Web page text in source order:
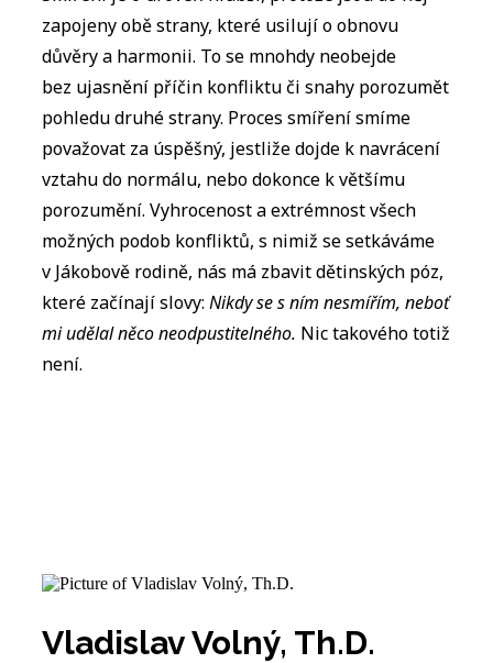
zapojeny obě strany, které usilují o obnovu
důvěry a harmonii. To se mnohdy neobejde
bez ujasnění příčin konfliktu či snahy porozumět
pohledu druhé strany. Proces smíření smíme
považovat za úspěšný, jestliže dojde k navrácení
vztahu do normálu, nebo dokonce k většímu
porozumění. Vyhrocenost a extrémnost všech
možných podob konfliktů, s nimiž se setkáváme
v Jákobově rodině, nás má zbavit dětinských póz,
které začínají slovy:Nikdy se s ním nesmířím, neboť
mi udělal něco neodpustitelného. Nic takového totiž
není.
Vladislav Volný, Th.D.